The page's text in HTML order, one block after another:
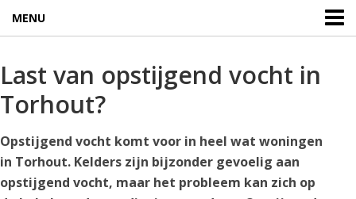
MENU
Last van opstijgend vocht in
Torhout?
Opstijgend vocht komt voor in heel wat woningen
in Torhout. Kelders zijn bijzonder gevoelig aan
opstijgend vocht, maar het probleem kan zich op